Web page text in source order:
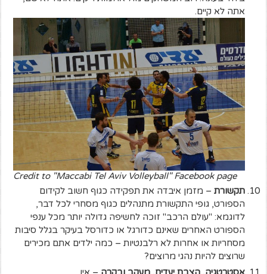
אתה לא קיים.
Credit to "Maccabi Tel Aviv Volleyball" Facebook page
תקשורת – מזמן איבדה את תפקידה כגוף חשוב לקידום
הספורט, גופי התקשורת מתנהלים כגוף מסחרי לכל דבר,
לדוגמא: "עולם הרכב" זוכה לחשיפה גדולה יותר מכל ענפי
הספורט האחרים שאינם כדורגל או כדורסל בעיקר בגלל סיבות
מסחריות או אחרות לא רלבנטיות – כמה ילדים אתם מכירים
שרוצים להיות נהגי מרוצים?